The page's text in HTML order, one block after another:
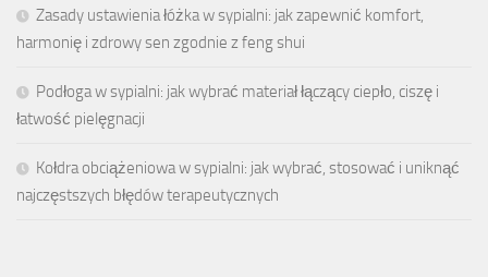
Zasady ustawienia łóżka w sypialni: jak zapewnić komfort,
harmonię i zdrowy sen zgodnie z feng shui
Podłoga w sypialni: jak wybrać materiał łączący ciepło, ciszę i
łatwość pielęgnacji
Kołdra obciążeniowa w sypialni: jak wybrać, stosować i uniknąć
najczęstszych błędów terapeutycznych